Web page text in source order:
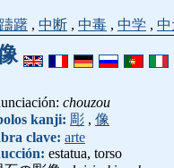
躊躇 , 中断 , 中毒 , 中学 , 中
chouzou
kanji: 彫 , 像
clave: arte
estatua, torso